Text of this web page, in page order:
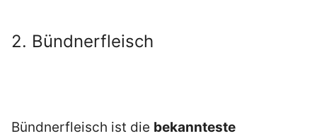
2. Bündnerfleisch
Bündnerfleisch ist die bekannteste